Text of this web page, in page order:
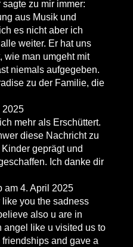
zu mir immer:
aus Musik und
es nicht aber ich
weiter. Er hat uns
wie man umgeht mit
niemals aufgegeben.
zu der Familie, die
mehr als Erschüttert.
diese Nachricht zu
geprägt und
Ich danke dir
am4. April 2025
you the sadness
also u are in
angel like u visited us to
and gave a